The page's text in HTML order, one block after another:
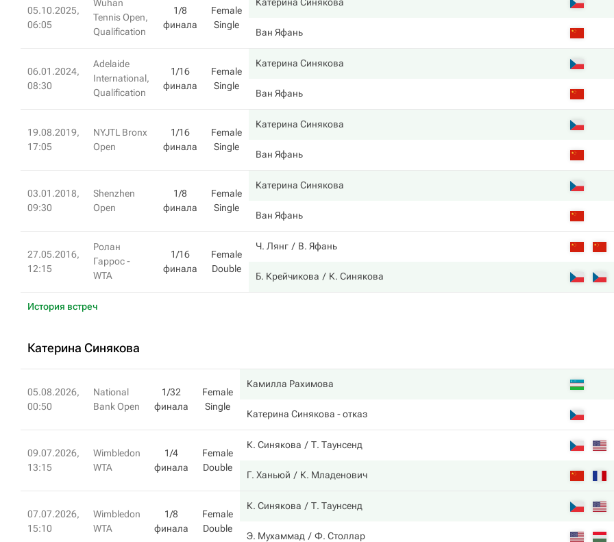
05.10.2025,
06:05
Wuhan
Tennis Open,
Qualification
1/8
финала
Female
Single
Ван Яфань
06.01.2024,
08:30
Adelaide
International,
Qualification
1/16
финала
Female
Single
Катерина Синякова
Ван Яфань
19.08.2019,
17:05
NYJTL Bronx
Open
1/16
финала
Female
Single
Катерина Синякова
Ван Яфань
03.01.2018,
09:30
Shenzhen
Open
1/8
финала
Female
Single
Катерина Синякова
Ван Яфань
27.05.2016,
12:15
Ролан
Гаррос -
WTA
1/16
финала
Female
Double
Ч. Лянг В. Яфань
Б. Крейчикова К. Синякова
История встреч
Катерина Синякова
05.08.2026,
00:50
National
Bank Open
1/32
финала
Female
Single
Камилла Рахимова
Катерина Синякова - отказ
09.07.2026,
13:15
Wimbledon
WTA
1/4
финала
Female
Double
К. Синякова Т. Таунсенд
Г. Ханьюй К. Младенович
07.07.2026,
15:10
Wimbledon
WTA
1/8
финала
Female
Double
К. Синякова Т. Таунсенд
Э. Мухаммад Ф. Столлар